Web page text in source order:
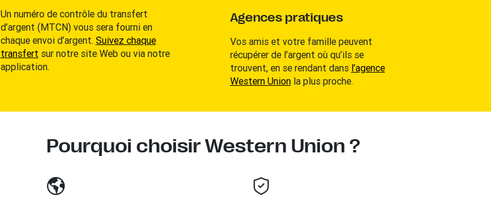
Un numéro de contrôle du transfert
d’argent (MTCN) vous sera fourni en
chaque envoi d’argent. Suivez chaque
transfert sur notre site Web ou via notre
application.
Agences pratiques
Vos amis et votre famille peuvent
récupérer de l’argent où qu’ils se
trouvent, en se rendant dans l’agence
Western Unionla plus proche.
Pourquoi choisir Western Union ?